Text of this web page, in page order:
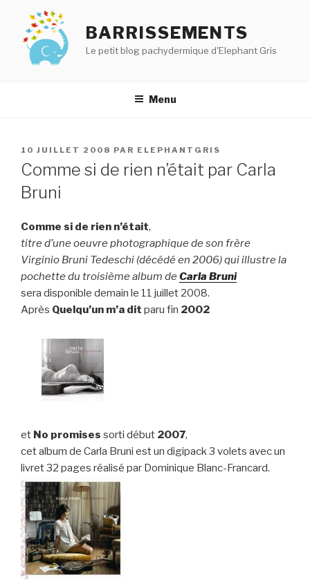
contenu
principal
BARRISSEMENTS
Le petit blog pachydermique d'Elephant Gris
Menu
PUBLIÉ
LE
10 JUILLET 2008 PAR ELEPHANTGRIS
Comme si de rien n’était par Carla
Bruni
Comme si de rien n’était,
titre d’une oeuvre photographique de son frère
Virginio Bruni Tedeschi (décédé en 2006) qui illustre la
pochette du troisième album de Carla Bruni
sera disponible demain le 11 juillet 2008.
Après Quelqu’un m’a dit paru fin 2002
et No promises sorti début 2007,
cet album de Carla Bruni est un digipack 3 volets avec un
livret 32 pages réalisé par Dominique Blanc-Francard.